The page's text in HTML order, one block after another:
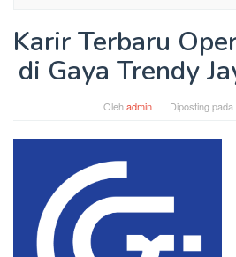
Karir Terbaru
di Gaya Trendy
Olehadmin Diposting pada